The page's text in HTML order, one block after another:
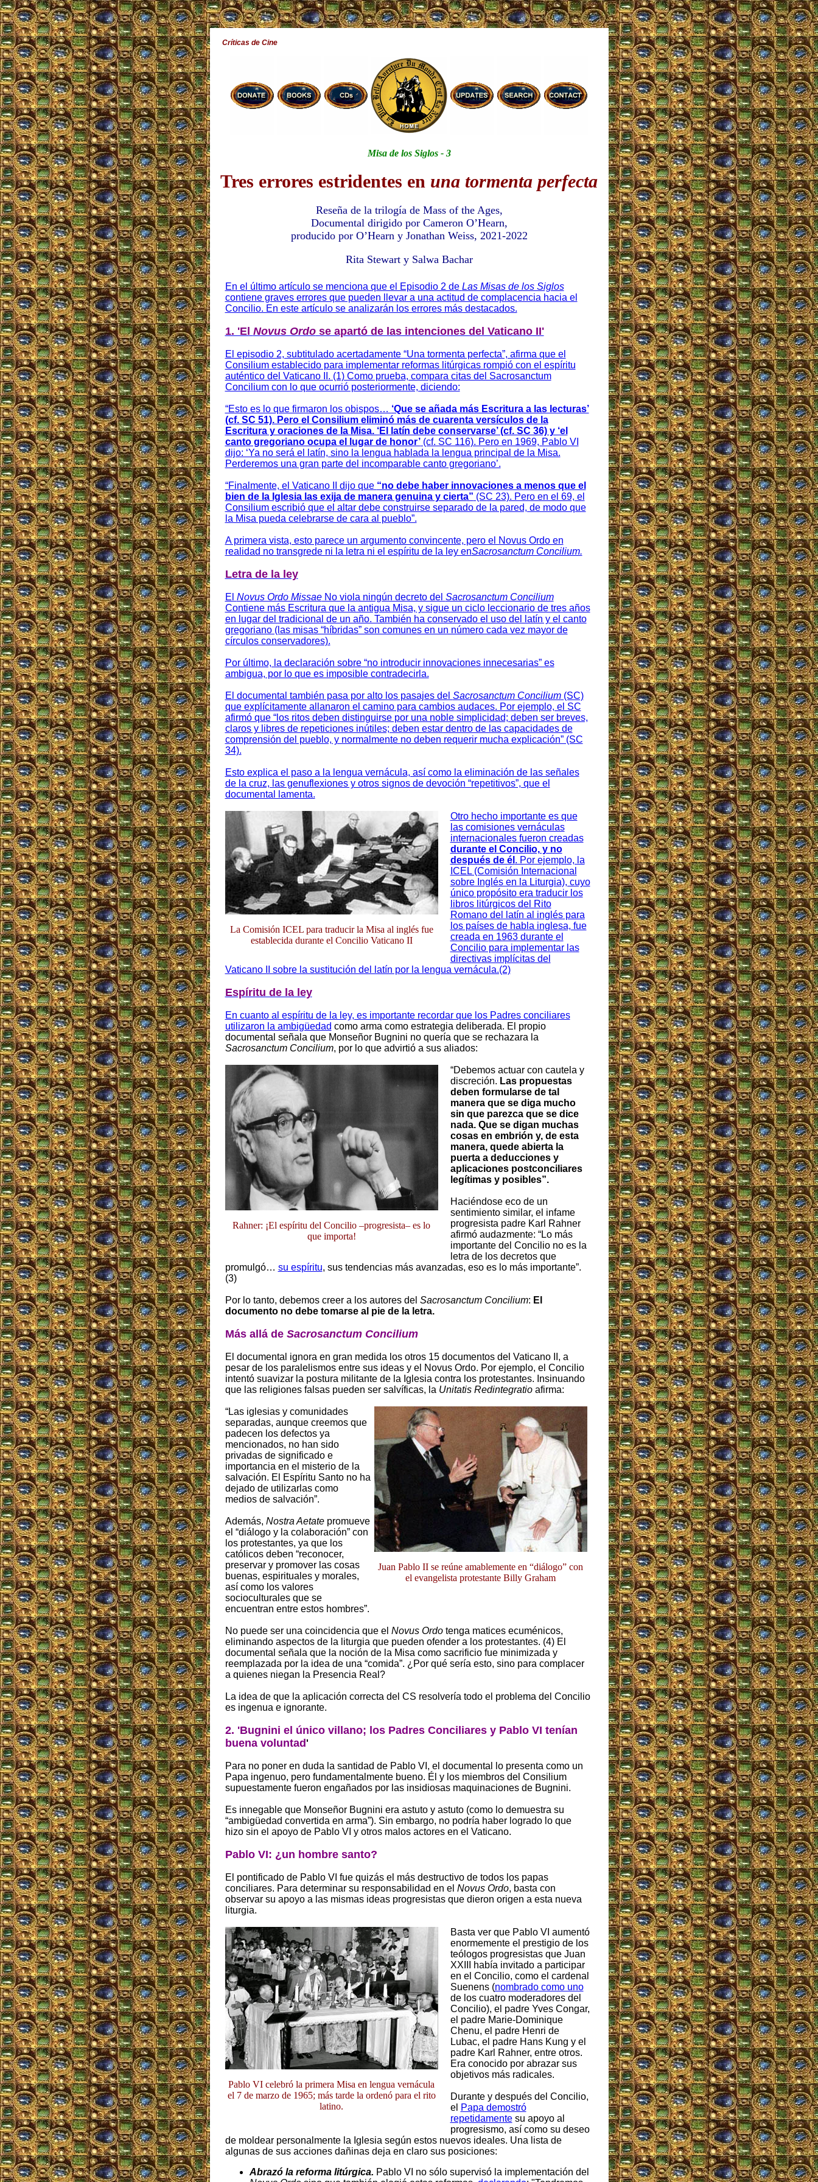
Críticas de Cine
Misa de los Siglos - 3
Tres errores estridentes en una tormenta perfecta
Reseña de la trilogía de Mass of the Ages,
Documental dirigido por Cameron O’Hearn,
producido por O’Hearn y Jonathan Weiss, 2021-2022
Rita Stewart y Salwa Bachar
En el último artículo se menciona que el Episodio 2 de Las Misas de los Siglos
contiene graves errores que pueden llevar a una actitud de complacencia hacia el
Concilio. En este artículo se analizarán los errores más destacados.
1. 'El Novus Ordose apartó de las intenciones del Vaticano II'
El episodio 2, subtitulado acertadamente “Una tormenta perfecta”, afirma que el
Consilium establecido para implementar reformas litúrgicas rompió con el espíritu
auténtico del Vaticano II. (1) Como prueba, compara citas del Sacrosanctum
Concilium con lo que ocurrió posteriormente, diciendo:
“Esto es lo que firmaron los obispos… ‘Que se añada más Escritura a las lecturas’
(cf. SC 51). Pero el Consilium eliminó más de cuarenta versículos de la
Escritura y oraciones de la Misa. ‘El latín debe conservarse’ (cf. SC 36) y ‘el
canto gregoriano ocupa el lugar de honor’(cf. SC 116). Pero en 1969, Pablo VI
dijo: ‘Ya no será el latín, sino la lengua hablada la lengua principal de la Misa.
Perderemos una gran parte del incomparable canto gregoriano’.
“Finalmente, el Vaticano II dijo que “no debe haber innovaciones a menos que el
bien de la Iglesia las exija de manera genuina y cierta” (SC 23). Pero en el 69, el
Consilium escribió que el altar debe construirse separado de la pared, de modo que
la Misa pueda celebrarse de cara al pueblo”.
A primera vista, esto parece un argumento convincente, pero el Novus Ordo en
realidad no transgrede ni la letra ni el espíritu de la ley enSacrosanctum Concilium.
Letra de la ley
El Novus Ordo MissaeNo viola ningún decreto del Sacrosanctum Concilium
Contiene más Escritura que la antigua Misa, y sigue un ciclo leccionario de tres años
en lugar del tradicional de un año. También ha conservado el uso del latín y el canto
gregoriano (las misas “híbridas” son comunes en un número cada vez mayor de
círculos conservadores).
Por último, la declaración sobre “no introducir innovaciones innecesarias” es
ambigua, por lo que es imposible contradecirla.
El documental también pasa por alto los pasajes del Sacrosanctum Concilium(SC)
que explícitamente allanaron el camino para cambios audaces. Por ejemplo, el SC
afirmó que “los ritos deben distinguirse por una noble simplicidad; deben ser breves,
claros y libres de repeticiones inútiles; deben estar dentro de las capacidades de
comprensión del pueblo, y normalmente no deben requerir mucha explicación” (SC
34).
Esto explica el paso a la lengua vernácula, así como la eliminación de las señales
de la cruz, las genuflexiones y otros signos de devoción “repetitivos”, que el
documental lamenta.
La Comisión ICEL para traducir la Misa al inglés fue
establecida durante el Concilio Vaticano II
Otro hecho importante es que
las comisiones vernáculas
internacionales fueron creadas
durante el Concilio, y no
después de él . Por ejemplo, la
ICEL (Comisión Internacional
sobre Inglés en la Liturgia), cuyo
único propósito era traducir los
libros litúrgicos del Rito
Romano del latín al inglés para
los países de habla inglesa, fue
creada en 1963 durante el
Concilio para implementar las
directivas implícitas del
Vaticano II sobre la sustitución del latín por la lengua vernácula.(2)
Espíritu de la ley
En cuanto al espíritu de la ley, es importante recordar que los Padres conciliares
utilizaron la ambigüedad como arma como estrategia deliberada. El propio
documental señala que Monseñor Bugnini no quería que se rechazara la
Sacrosanctum Concilium, por lo que advirtió a sus aliados:
Rahner: ¡El espíritu del Concilio –progresista– es lo
que importa!
“Debemos actuar con cautela y
discreción. Las propuestas
deben formularse de tal
manera que se diga mucho
sin que parezca que se dice
nada. Que se digan muchas
cosas en embrión y, de esta
manera, quede abierta la
puerta a deducciones y
aplicaciones postconciliares
legítimas y posibles”.
Haciéndose eco de un
sentimiento similar, el infame
progresista padre Karl Rahner
afirmó audazmente: “Lo más
importante del Concilio no es la
letra de los decretos que
promulgó… su espíritu, sus tendencias más avanzadas, eso es lo más importante”.
(3)
Por lo tanto, debemos creer a los autores del Sacrosanctum Concilium: El
documento no debe tomarse al pie de la letra.
Más allá de Sacrosanctum Concilium
El documental ignora en gran medida los otros 15 documentos del Vaticano II, a
pesar de los paralelismos entre sus ideas y el Novus Ordo. Por ejemplo, el Concilio
intentó suavizar la postura militante de la Iglesia contra los protestantes. Insinuando
que las religiones falsas pueden ser salvíficas, la Unitatis Redintegratioafirma:
Juan Pablo II se reúne amablemente en “diálogo” con
el evangelista protestante Billy Graham
“Las iglesias y comunidades
separadas, aunque creemos que
padecen los defectos ya
mencionados, no han sido
privadas de significado e
importancia en el misterio de la
salvación. El Espíritu Santo no ha
dejado de utilizarlas como
medios de salvación”.
Además, Nostra Aetatepromueve
el “diálogo y la colaboración” con
los protestantes, ya que los
católicos deben “reconocer,
preservar y promover las cosas
buenas, espirituales y morales,
así como los valores
socioculturales que se
encuentran entre estos hombres”.
No puede ser una coincidencia que el Novus Ordotenga matices ecuménicos,
eliminando aspectos de la liturgia que pueden ofender a los protestantes. (4) El
documental señala que la noción de la Misa como sacrificio fue minimizada y
reemplazada por la idea de una “comida”. ¿Por qué sería esto, sino para complacer
a quienes niegan la Presencia Real?
La idea de que la aplicación correcta del CS resolvería todo el problema del Concilio
es ingenua e ignorante.
2. 'Bugnini el único villano; los Padres Conciliares y Pablo VI tenían
buena voluntad'
Para no poner en duda la santidad de Pablo VI, el documental lo presenta como un
Papa ingenuo, pero fundamentalmente bueno. Él y los miembros del Consilium
supuestamente fueron engañados por las insidiosas maquinaciones de Bugnini.
Es innegable que Monseñor Bugnini era astuto y astuto (como lo demuestra su
“ambigüedad convertida en arma”). Sin embargo, no podría haber logrado lo que
hizo sin el apoyo de Pablo VI y otros malos actores en el Vaticano.
Pablo VI: ¿un hombre santo?
El pontificado de Pablo VI fue quizás el más destructivo de todos los papas
conciliares. Para determinar su responsabilidad en el Novus Ordo, basta con
observar su apoyo a las mismas ideas progresistas que dieron origen a esta nueva
liturgia.
Pablo VI celebró la primera Misa en lengua vernácula
el 7 de marzo de 1965; más tarde la ordenó para el rito
latino.
Basta ver que Pablo VI aumentó
enormemente el prestigio de los
teólogos progresistas que Juan
XXIII había invitado a participar
en el Concilio, como el cardenal
Suenens (nombrado como uno
de los cuatro moderadores del
Concilio), el padre Yves Congar,
el padre Marie-Dominique
Chenu, el padre Henri de
Lubac, el padre Hans Kung y el
padre Karl Rahner, entre otros.
Era conocido por abrazar sus
objetivos más radicales.
Durante y después del Concilio,
el Papa demostró
repetidamentesu apoyo al
progresismo, así como su deseo
de moldear personalmente la Iglesia según estos nuevos ideales. Una lista de
algunas de sus acciones dañinas deja en claro sus posiciones:
Abrazó la reforma litúrgica. Pablo VI no sólo supervisó la implementación del